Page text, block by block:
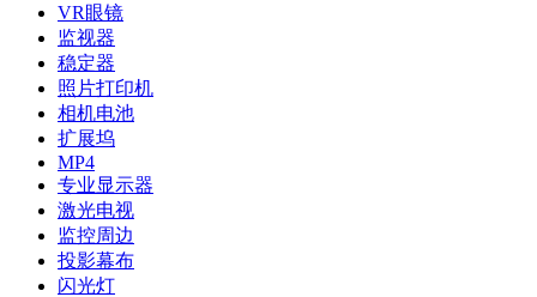
VR眼镜
监视器
稳定器
照片打印机
相机电池
扩展坞
MP4
专业显示器
激光电视
监控周边
投影幕布
闪光灯